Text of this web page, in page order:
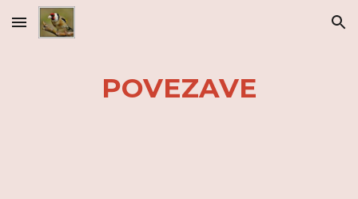
Skip to main content Skip to navigation
POVEZAVE